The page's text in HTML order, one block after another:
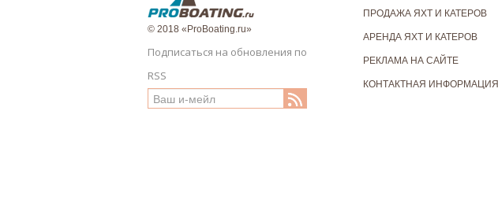
© 2018 «ProBoating.ru»
Подписаться на обновления по
RSS
ПРОДАЖА ЯХТ И КАТЕРОВ
АРЕНДА ЯХТ И КАТЕРОВ
РЕКЛАМА НА САЙТЕ
КОНТАКТНАЯ ИНФОРМАЦИЯ